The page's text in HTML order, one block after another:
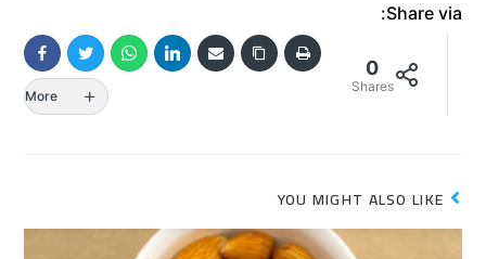
Share via:
0
Shares
More
YOU MIGHT ALSO LIKE